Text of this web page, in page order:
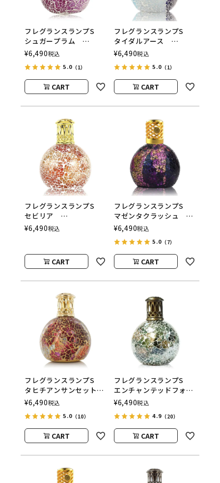
フレグランスランプS
シュガープラム
ASHLEIGH&BURWOOD
（アシュレイアンドバー
ウッド）
¥6,490税込
5.0 （1）
CART
フレグランスランプS
タイダルアース
ASHLEIGH&BURWOOD
（アシュレイアンドバー
ウッド）
¥6,490税込
5.0（1）
CART
フレグランスランプS
セビリア
ASHLEIGH&BURWOOD
（アシュレイアンドバー
¥6,490税込
CART
フレグランスランプS
マゼンタクラッシュ
ASHLEIGH&BURWOOD
（アシュレイアンドバー
ウッド）
¥6,490税込
5.0（7）
CART
フレグランスランプS
タヒチアンサンセット
ASHLEIGH&BURWOOD
（アシュレイアンドバー
ウッド）
¥6,490税込
5.0 （10）
CART
フレグランスランプS
エンチャンテッドフォレ
スト
ASHLEIGH&BURWOOD
（アシュレイアンドバー
ウッド）
¥6,490税込
4.9（20）
CART